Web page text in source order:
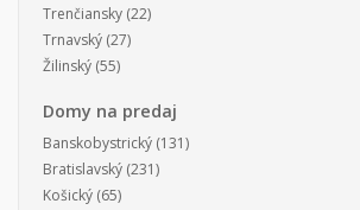
Trenčiansky (22)
Trnavský (27)
Žilinský (55)
Domy na predaj
Banskobystrický (131)
Bratislavský (231)
Košický (65)